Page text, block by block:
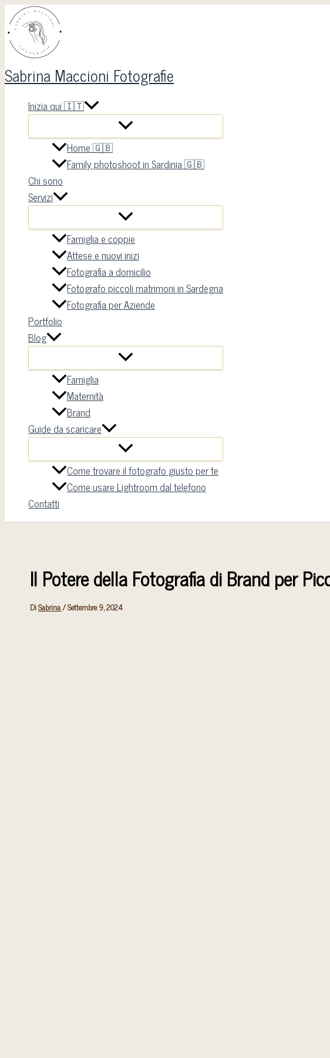
Vai
al
contenuto
Sabrina Maccioni Fotografie
Inizia qui 🇮🇹
Home 🇬🇧
Family photoshoot in Sardinia 🇬🇧
Chi sono
Servizi
Famiglia e coppie
Attese e nuovi inizi
Fotografia a domicilio
Fotografo piccoli matrimoni in Sardegna
Fotografia per Aziende
Portfolio
Blog
Famiglia
Maternità
Brand
Guide da scaricare
Come trovare il fotografo giusto per te
Come usare Lightroom dal telefono
Contatti
Il Potere della Fotografia di Brand per
DiSabrina/Settembre 9, 2024
Scrivi
qui..
Nome* Email*
Sito